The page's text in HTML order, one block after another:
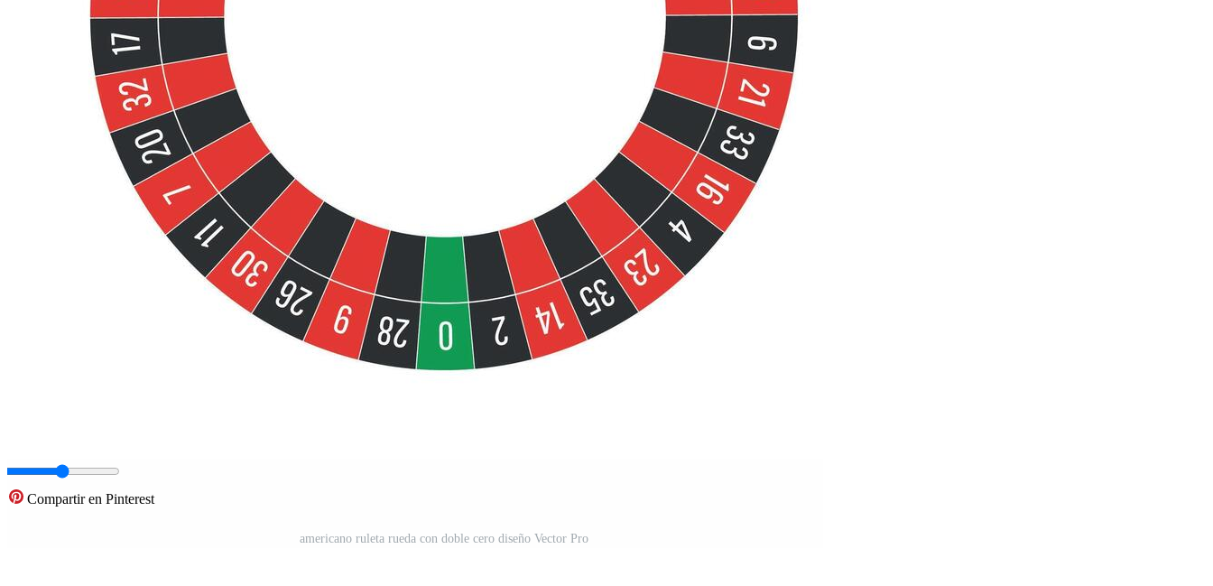
Compartir en Pinterest
americano ruleta rueda con doble cero diseño Vector Pro